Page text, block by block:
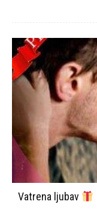
Vatrena ljubav